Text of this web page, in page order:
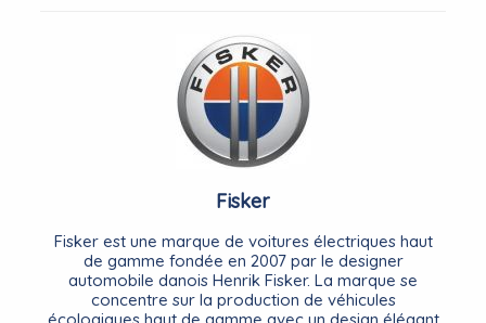
Fisker
Fisker est une marque de voitures électriques haut
de gamme fondée en 2007 par le designer
automobile danois Henrik Fisker. La marque se
concentre sur la production de véhicules